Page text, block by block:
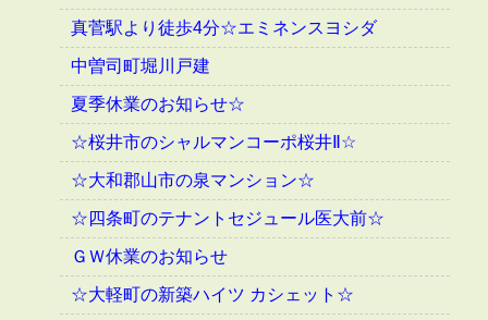
真菅駅より徒歩4分☆エミネンスヨシダ
中曽司町堀川戸建
夏季休業のお知らせ☆
☆桜井市のシャルマンコーポ桜井Ⅱ☆
☆大和郡山市の泉マンション☆
☆四条町のテナントセジュール医大前☆
ＧＷ休業のお知らせ
☆大軽町の新築ハイツ カシェット☆